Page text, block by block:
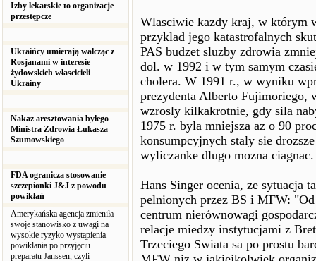
Izby lekarskie to organizacje
przestępcze
Ukraińcy umierają walcząc z
Rosjanami w interesie
żydowskich włascicieli
Ukrainy
Nakaz aresztowania byłego
Ministra Zdrowia Łukasza
Szumowskiego
FDA ogranicza stosowanie
szczepionki J&J z powodu
powikłań
Amerykańska agencja zmieniła
swoje stanowisko z uwagi na
wysokie ryzyko wystąpienia
powikłania po przyjęciu
preparatu Janssen, czyli
Wlasciwie kazdy kraj, w którym
przyklad jego katastrofalnych
PAS budzet sluzby zdrowia
dol. w 1992 i w tym samym
cholera. W 1991 r., w wyniku
prezydenta Alberto Fujimoriego,
wzrosly kilkakrotnie, gdy sila
1975 r. byla mniejsza az o 90
konsumpcyjnych staly sie
wyliczanke dlugo mozna ciagnac.
Hans Singer ocenia, ze sytuacja
pelnionych przez BS i MFW:
centrum nierównowagi
relacje miedzy instytucjami z
Trzeciego Swiata sa po prostu